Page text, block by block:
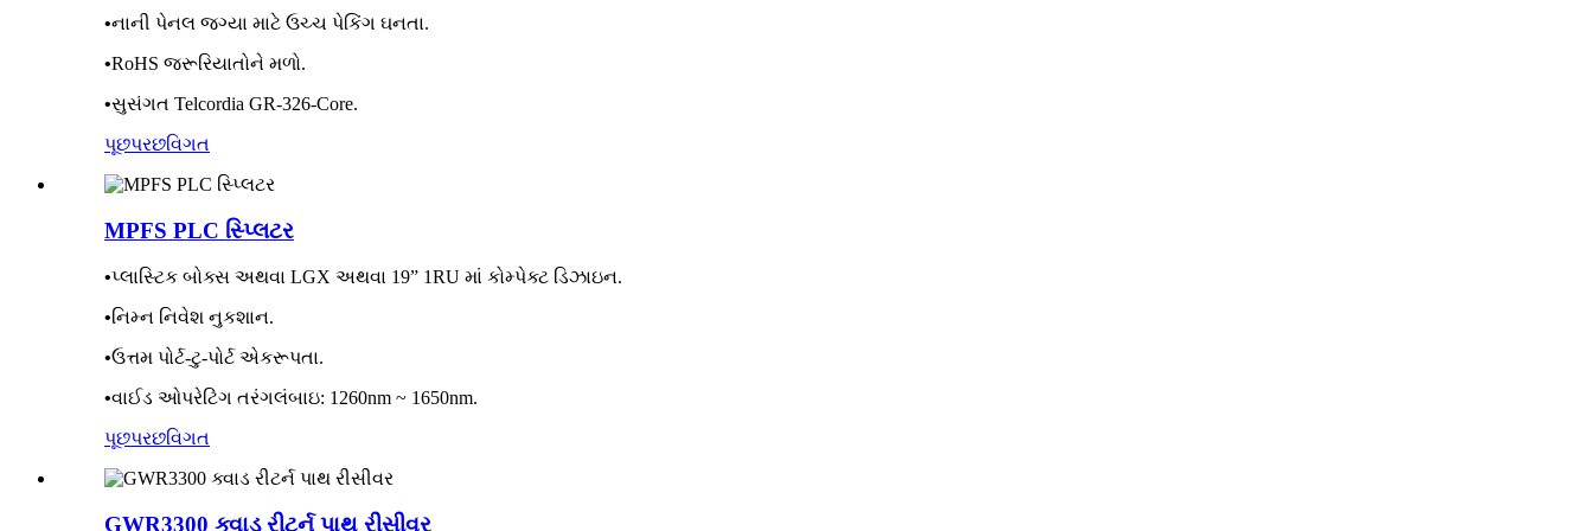
•નાની પેનલ જગ્યા માટે ઉચ્ચ પેકિંગ ઘનતા.
•RoHS જરૂરિયાતોને મળો.
•સુસંગત Telcordia GR-326-Core.
પૂછપરછવિગત
MPFS PLC સ્પ્લિટર
•પ્લાસ્ટિક બોક્સ અથવા LGX અથવા 19” 1RU માં કોમ્પેક્ટ ડિઝાઇન.
•નિમ્ન નિવેશ નુકશાન.
•ઉત્તમ પોર્ટ-ટુ-પોર્ટ એકરૂપતા.
•વાઈડ ઓપરેટિંગ તરંગલંબાઇ: 1260nm ~ 1650nm.
પૂછપરછવિગત
GWR3300 ક્વાડ રીટર્ન પાથ રીસીવર